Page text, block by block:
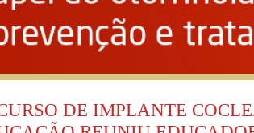
DE IMPLANTE